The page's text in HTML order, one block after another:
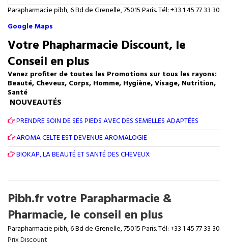
Parapharmacie pibh, 6 Bd de Grenelle, 75015 Paris. Tél: +33 1 45 77 33 30
Google Maps
Votre Phapharmacie Discount, le
Conseil en plus
Venez profiter de toutes les Promotions sur tous les rayons:
Beauté, Cheveux, Corps, Homme, Hygiène, Visage, Nutrition,
Santé
NOUVEAUTÉS
PRENDRE SOIN DE SES PIEDS AVEC DES SEMELLES ADAPTÉES
AROMA CELTE EST DEVENUE AROMALOGIE
BIOKAP, LA BEAUTÉ ET SANTÉ DES CHEVEUX
Pibh.fr votre Parapharmacie &
Pharmacie, le conseil en plus
Parapharmacie pibh, 6 Bd de Grenelle, 75015 Paris. Tél: +33 1 45 77 33 30
Prix Discount